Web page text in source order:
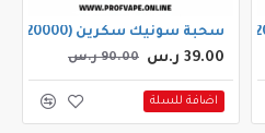
سحبة سونيك سكرين (20000 سحبة) بينا كولادا
39.00 ر.س 90.00 ر.س
اضافة للسلة